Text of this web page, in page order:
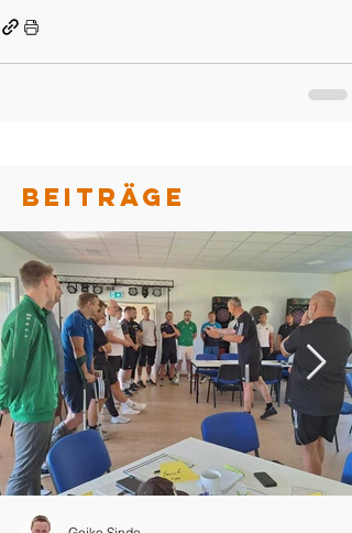
BEITRÄGE